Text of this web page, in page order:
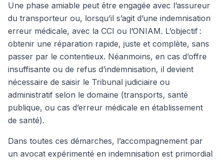
Une phase amiable peut être engagée avec l’assureur
du transporteur ou, lorsqu’il s’agit d’une indemnisation
erreur médicale, avec la CCI ou l’ONIAM. L’objectif :
obtenir une réparation rapide, juste et complète, sans
passer par le contentieux. Néanmoins, en cas d’offre
insuffisante ou de refus d’indemnisation, il devient
nécessaire de saisir le Tribunal judiciaire ou
administratif selon le domaine (transports, santé
publique, ou cas d’erreur médicale en établissement
de santé).
Dans toutes ces démarches, l’accompagnement par
un avocat expérimenté en indemnisation est primordial